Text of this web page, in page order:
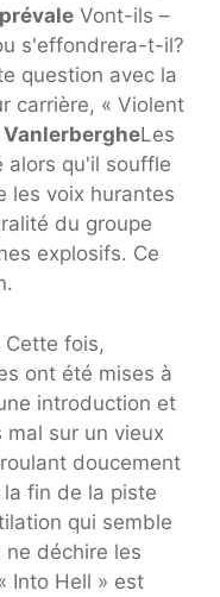
Vont-ils –
s'effondrera-t-il?
question avec la
carrière, « Violent
VanlerbergheLes
alors qu'il souffle
les voix hurantes
du groupe
explosifs. Ce
Cette fois,
ont été mises à
introduction et
sur un vieux
doucement
fin de la piste
qui semble
déchire les
Into Hell » est